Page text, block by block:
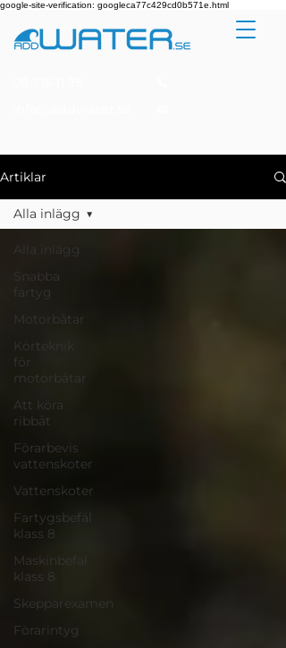
google-site-verification: googleca77c429cd0b571e.html
Artiklar
Alla inlägg
Snabba
fartyg
Motorbåtar
Körteknik
för
motorbåtar
Att köra
ribbåt
Förarbevis
vattenskoter
Vattenskoter
Fartygsbefäl
klass 8
Maskinbefäl
klass 8
Skepparexamen
Förarintyg
Alla inlägg